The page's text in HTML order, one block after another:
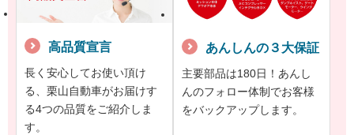
高品質宣言
長く安心してお使い頂け
る、栗山自動車がお届けす
る4つの品質をご紹介しま
す。
あんしんの３大保証
主要部品は180日！あんし
んのフォロー体制でお客様
をバックアップします。